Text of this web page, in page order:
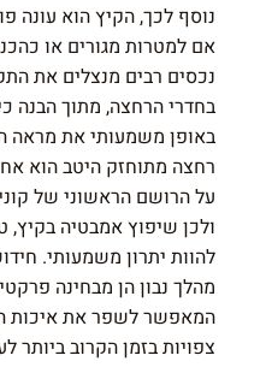
נוסף לכך, הקיץ הוא עונה
אם למטרות מגורים או
נכסים רבים מנצלים את
בחדרי הרחצה, מתוך הבנה
באופן משמעותי את מראה
רחצה מתוחזק היטב הוא
על הרושם הראשוני של
ולכן שיפוץ אמבטיה בקיץ,
להוות יתרון משמעותי.
מהלך נבון הן מבחינה
המאפשר לשפר את איכות
צפויות בזמן הקרוב ביותר